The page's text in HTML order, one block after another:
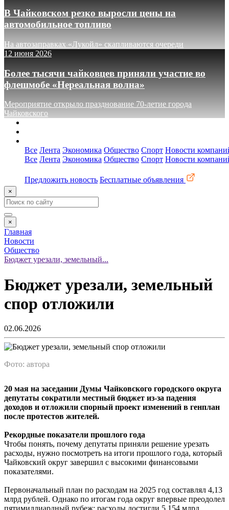
В Чайковском резко выросли цены на
автомобильное топливо
На автозаправках «Лукойл» скапливаются очереди
12 июня 2026
Более тысячи чайковцев приняли участие во
флешмобе «Нереальная волна»
Мероприятие открыло празднование 70-летие города
Чайковского
Все Лента Экономика Общество Спорт Новости
Все Лента Экономика Общество Спорт Новости
Предложить новость Бесплатные объявления
×
×
Главная
Новости
Общество
Бюджет урезали, земельный...
Бюджет урезали, земельный
спор отложили
02.06.2026
Фото: автора
20 мая на заседании Думы Чайковского городского округа
депутаты сократили местный бюджет из-за падения
доходов и отложили спорный проект изменений в генплан
после протестов жителей.
Рекордные показатели прошлого года
Чтобы понять, почему депутаты приняли решение урезать
расходы, нужно посмотреть на итоги прошлого года, который
Чайковский округ завершил с высокими финансовыми
показателями.
Первоначальный план по расходам на 2025 год составлял 4,13
млрд рублей. Однако по итогам года округ впервые преодолел